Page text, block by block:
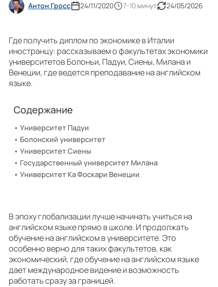
Антон Гросс 24/11/2020 7-10 минут 24/05/2026
Где получить диплом по экономике в Италии
иностранцу: рассказываем о факультетах экономики
университетов Болоньи, Падуи, Сиены, Милана и
Венеции, где ведется преподавание на английском
языке.
Содержание
Университет Падуи
Болонский университет
Университет Сиены
Государственный университет Милана
Университет Ка Фоскари Венеции
В эпоху глобализации лучше начинать учиться на
английском языке прямо в школе. И продолжать
обучение на английском в университете. Это
особенно верно для таких факультетов, как
экономический, где обучение на английском языке
дает международное видение и возможность
работать сразу за границей.